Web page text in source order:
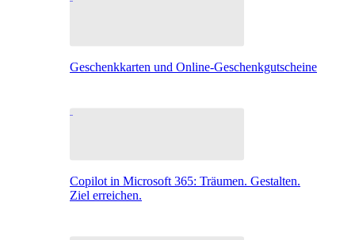
Geschenkkarten und Online-Geschenkgutscheine
Copilot in Microsoft 365: Träumen. Gestalten.
Ziel erreichen.